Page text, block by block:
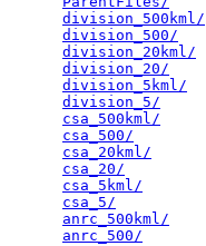
division_500kml/
division_500/
division_20kml/
division_20/
division_5kml/
division_5/
csa_500kml/
csa_500/
csa_20kml/
csa_20/
csa_5kml/
csa_5/
anrc_500kml/
anrc_500/